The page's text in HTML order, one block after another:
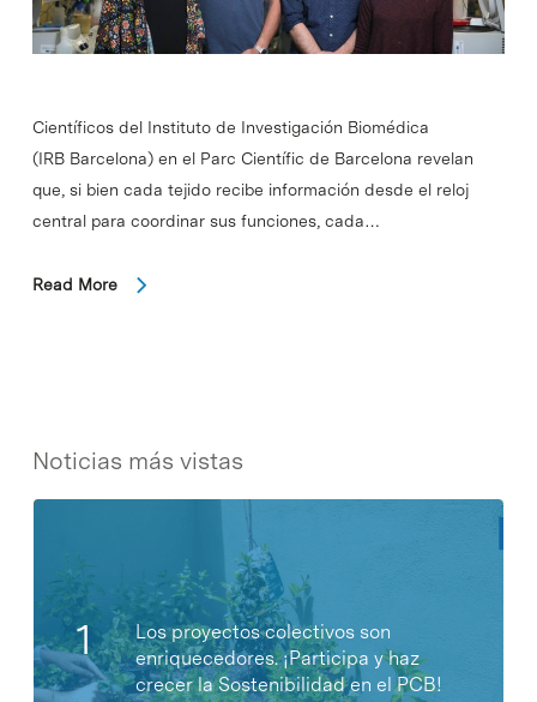
Científicos del Instituto de Investigación Biomédica
(IRB Barcelona) en el Parc Científic de Barcelona revelan
que, si bien cada tejido recibe información desde el reloj
central para coordinar sus funciones, cada…
Read More
Noticias más vistas
Los proyectos colectivos son
enriquecedores. ¡Participa y haz
crecer la Sostenibilidad en el PCB!